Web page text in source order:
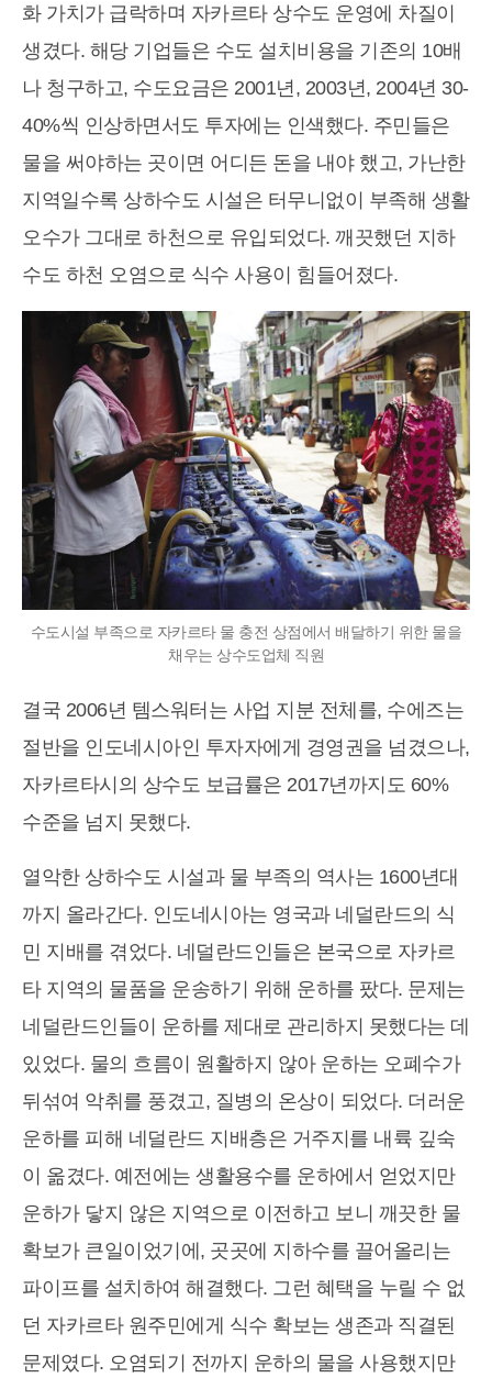
화 가치가 급락하며 자카르타 상수도 운영에 차질이
생겼다. 해당 기업들은 수도 설치비용을 기존의 10배
나 청구하고, 수도요금은 2001년, 2003년, 2004년 30-
40%씩 인상하면서도 투자에는 인색했다. 주민들은
물을 써야하는 곳이면 어디든 돈을 내야 했고, 가난한
지역일수록 상하수도 시설은 터무니없이 부족해 생활
오수가 그대로 하천으로 유입되었다. 깨끗했던 지하
수도 하천 오염으로 식수 사용이 힘들어졌다.
수도시설 부족으로 자카르타 물 충전 상점에서 배달하기 위한 물을
채우는 상수도업체 직원
결국 2006년 템스워터는 사업 지분 전체를, 수에즈는
절반을 인도네시아인 투자자에게 경영권을 넘겼으나,
자카르타시의 상수도 보급률은 2017년까지도 60%
수준을 넘지 못했다.
열악한 상하수도 시설과 물 부족의 역사는 1600년대
까지 올라간다. 인도네시아는 영국과 네덜란드의 식
민 지배를 겪었다. 네덜란드인들은 본국으로 자카르
타 지역의 물품을 운송하기 위해 운하를 팠다. 문제는
네덜란드인들이 운하를 제대로 관리하지 못했다는 데
있었다. 물의 흐름이 원활하지 않아 운하는 오폐수가
뒤섞여 악취를 풍겼고, 질병의 온상이 되었다. 더러운
운하를 피해 네덜란드 지배층은 거주지를 내륙 깊숙
이 옮겼다. 예전에는 생활용수를 운하에서 얻었지만
운하가 닿지 않은 지역으로 이전하고 보니 깨끗한 물
확보가 큰일이었기에, 곳곳에 지하수를 끌어올리는
파이프를 설치하여 해결했다. 그런 혜택을 누릴 수 없
던 자카르타 원주민에게 식수 확보는 생존과 직결된
문제였다. 오염되기 전까지 운하의 물을 사용했지만